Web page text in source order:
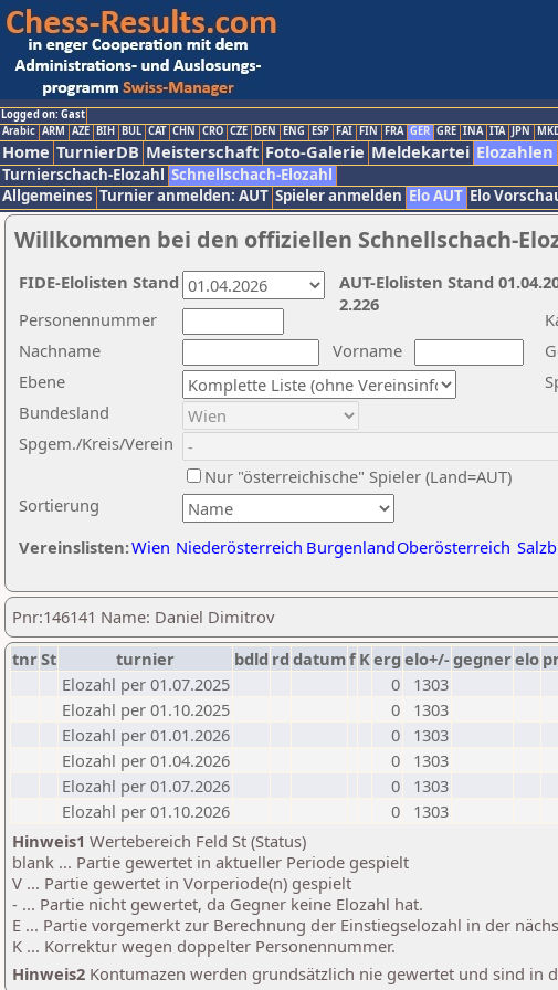
Logged on: Gast
Arabic ARM AZE BIH BUL CAT CHN CRO CZE DEN ENG ESP FAI FIN FRA GER GRE INA ITA JPN
Home TurnierDB Meisterschaft Foto-Galerie Meldekartei Elozahlen
Turnierschach-Elozahl Schnellschach-Elozahl
Allgemeines Turnier anmelden: AUT Spieler anmelden Elo AUT Elo
Willkommen bei den offiziellen Schnellschach-
Nachname
Vorname
Ebene
Sortierung
Personennummer
Bundesland
Spgem./Kreis/Verein
Nur "österreichische" Spieler (Land=AUT)
Vereinslisten:Wien Niederösterreich BurgenlandOberösterreich
AUT-Elolisten Stand
2.226
FIDE-Elolisten Stand
Pnr:146141 Name: Daniel Dimitrov
tnrSt turnier bdld rd datumf Kerg elo+/-gegnerelo
Elozahl per 01.07.2025
0
1303
Elozahl per 01.10.2025
0
1303
Elozahl per 01.01.2026
0
1303
Elozahl per 01.04.2026
0
1303
Elozahl per 01.07.2026
0
1303
Elozahl per 01.10.2026
0
1303
Hinweis1 Wertebereich Feld St (Status)
blank ... Partie gewertet in aktueller Periode gespielt
V ... Partie gewertet in Vorperiode(n) gespielt
- ... Partie nicht gewertet, da Gegner keine Elozahl hat.
E ... Partie vorgemerkt zur Berechnung der Einstiegselozahl in der
K ... Korrektur wegen doppelter Personennummer.
Hinweis2 Kontumazen werden grundsätzlich nie gewertet und sind in